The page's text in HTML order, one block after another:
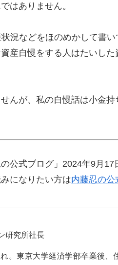
はありません。
況などをほのめかして書
産自慢をする人はたいした
んが、私の自慢話は小金
公式ブログ」2024年9月
になりたい方は内藤忍の公
研究所社長
。東京大学経済学部卒業後、